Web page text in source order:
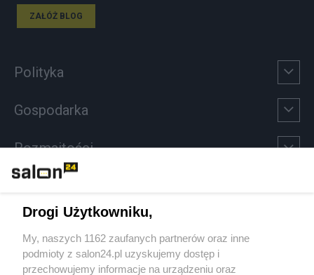
ZAŁÓŻ BLOG
Polityka
Gospodarka
Rozmaitości
Sport
Społeczeństwo
Drogi Użytkowniku,
My, naszych 1162 zaufanych partnerów oraz inne
podmioty z salon24.pl uzyskujemy dostęp i
przechowujemy informacje na urządzeniu oraz